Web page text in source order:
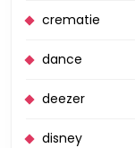
crematie
dance
deezer
disney